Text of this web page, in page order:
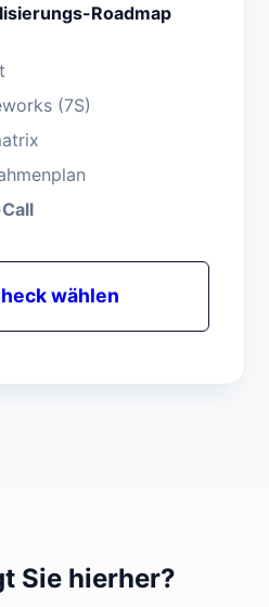
Roadmap
(7S)
wählen
Sie hierher?